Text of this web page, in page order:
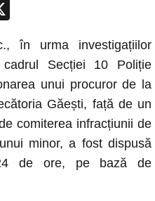
în urma investigațiilor
Secției 10 Poliție
unui procuror de la
Găești, față de un
comiterea infracțiunii de
minor, a fost dispusă
de ore, pe bază de